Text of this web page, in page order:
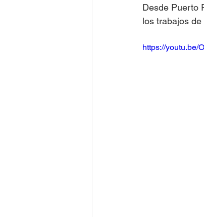
Desde Puerto
los trabajos
https://youtu.be/